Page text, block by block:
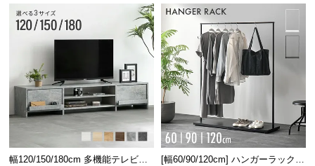
幅120/150/180cm 多機能テレビボ
[幅60/90/120cm] ハンガーラック